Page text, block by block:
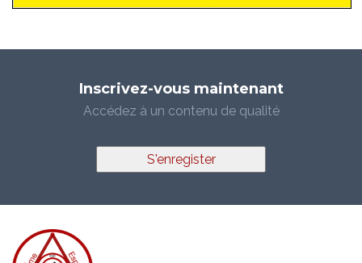
Inscrivez-vous maintenant
Accédez à un contenu de qualité
S'enregister